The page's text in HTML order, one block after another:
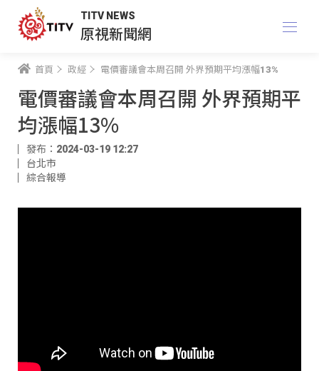
TITV NEWS
原視新聞網
首頁 政經 電價審議會本周召開 外界預期平均漲幅13%
電價審議會本周召開 外界預期平
均漲幅13%
發布：2024-03-19 12:27
台北市
綜合報導